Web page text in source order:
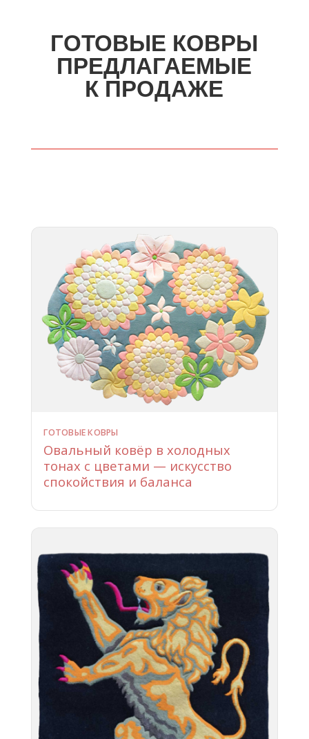
ГОТОВЫЕ КОВРЫ
ПРЕДЛАГАЕМЫЕ
К ПРОДАЖЕ
ГОТОВЫЕ КОВРЫ
Овальный ковёр в холодных
тонах с цветами — искусство
спокойствия и баланса